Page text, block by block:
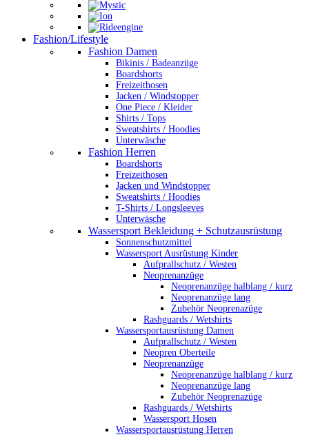
Fashion/Lifestyle
Fashion Damen
Bikinis / Badeanzüge
Boardshorts
Freizeithosen
Jacken / Windstopper
One Piece / Kleider
Shirts / Tops
Sweatshirts / Hoodies
Unterwäsche
Fashion Herren
Boardshorts
Freizeithosen
Jacken und Windstopper
Sweatshirts / Hoodies
T-Shirts / Longsleeves
Unterwäsche
Wassersport Bekleidung + Schutzausrüstung
Sonnenschutzmittel
Wassersport Ausrüstung Kinder
Aufprallschutz / Westen
Neoprenanzüge
Neoprenanzüge halblang / kurz
Neoprenanzüge lang
Zubehör Neoprenazüge
Rashguards / Wetshirts
Wassersportausrüstung Damen
Aufprallschutz / Westen
Neopren Oberteile
Neoprenanzüge
Neoprenanzüge halblang / kurz
Neoprenanzüge lang
Zubehör Neoprenazüge
Rashguards / Wetshirts
Wassersport Hosen
Wassersportausrüstung Herren